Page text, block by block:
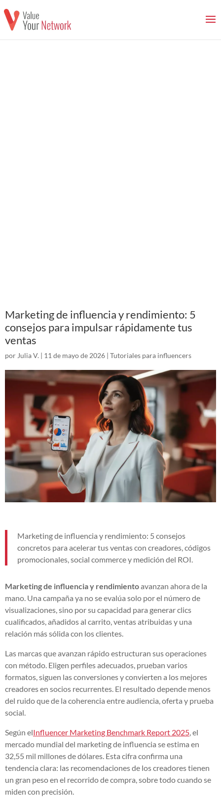
Marketing de influencia y rendimiento: 5
consejos para impulsar rápidamente tus
ventas
por Julia V. | 11 de mayo de 2026 | Tutoriales para influencers
Marketing de influencia y rendimiento: 5 consejos
concretos para acelerar tus ventas con creadores, códigos
promocionales, social commerce y medición del ROI.
Marketing de influencia y rendimientoavanzan ahora de la
mano. Una campaña ya no se evalúa solo por el número de
visualizaciones, sino por su capacidad para generar clics
cualificados, añadidos al carrito, ventas atribuidas y una
relación más sólida con los clientes.
Las marcas que avanzan rápido estructuran sus operaciones
con método. Eligen perfiles adecuados, prueban varios
formatos, siguen las conversiones y convierten a los mejores
creadores en socios recurrentes. El resultado depende menos
del ruido que de la coherencia entre audiencia, oferta y prueba
social.
Según elInfluencer Marketing Benchmark Report 2025 , el
mercado mundial del marketing de influencia se estima en
32,55 mil millones de dólares. Esta cifra confirma una
tendencia clara: las recomendaciones de los creadores tienen
un gran peso en el recorrido de compra, sobre todo cuando se
miden con precisión.